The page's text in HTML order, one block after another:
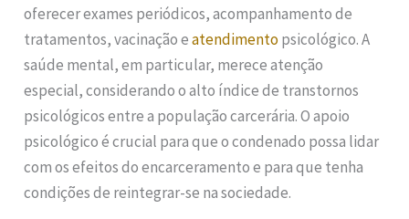
oferecer exames periódicos, acompanhamento de
tratamentos, vacinação eatendimentopsicológico. A
saúde mental, em particular, merece atenção
especial, considerando o alto índice de transtornos
psicológicos entre a população carcerária. O apoio
psicológico é crucial para que o condenado possa lidar
com os efeitos do encarceramento e para que tenha
condições de reintegrar-se na sociedade.